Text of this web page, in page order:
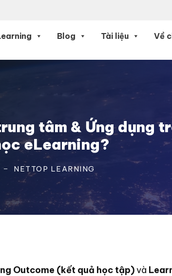
Blog Tài liệu Về
tâm & Ứng dụng
eLearning?
NETTOP LEARNING
Outcome (kết quả học tập)và